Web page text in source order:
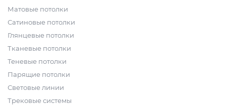
Матовые потолки
Сатиновые потолки
Глянцевые потолки
Тканевые потолки
Теневые потолки
Парящие потолки
Световые линии
Трековые системы